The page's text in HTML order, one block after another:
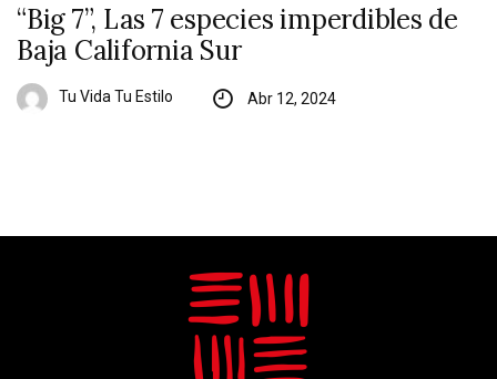
“Big 7”, Las 7 especies imperdibles de
Baja California Sur
Tu Vida Tu Estilo Abr 12, 2024